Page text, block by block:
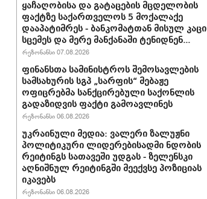
ყაჩაღობისა და გატაცების მცდელობის
ფაქტზე საქართველოს 5 მოქალაქე
დააპატიმრეს - ბანკომატთან მისულ კაცი
სცემეს და მერე მანქანაში ტენიდნენ...
რეზონანსი 07.08.2026
ფინანსთა სამინისტროს შემოსავლების
სამსახურის სგპ „სარფის“ მებაჟე
ოფიცრებმა სანქცირებული საქონლის
გადაზიდვის ფაქტი გამოავლინეს
რეზონანსი 06.08.2026
უკრაინული მედია: ვალერი ზალუჟნი
პოლიტიკური ლიდერებისადმი ნდობის
რეიტინგს სათავეში უდგას - ზელენსკი
აღნიშნულ რეიტინგში მეექვსე პოზიციას
იკავებს
რეზონანსი 06.08.2026